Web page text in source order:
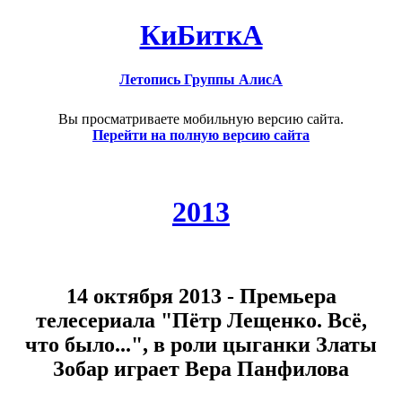
КиБиткА
Летопись Группы АлисА
Вы просматриваете мобильную версию сайта.
Перейти на полную версию сайта
2013
14 октября 2013 - Премьера
телесериала "Пётр Лещенко. Всё,
что было...", в роли цыганки Златы
Зобар играет Вера Панфилова